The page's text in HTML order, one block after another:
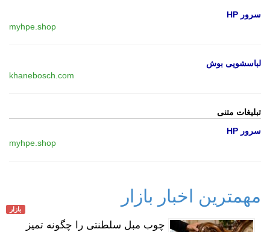
سرور HP
myhpe.shop
لباسشویی بوش
khanebosch.com
تبلیغات متنی
سرور HP
myhpe.shop
مهمترین اخبار بازار
بازار
چوب مبل سلطنتی را چگونه تمیز